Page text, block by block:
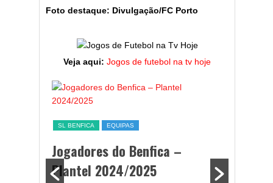
Foto destaque: Divulgação/FC Porto
Veja aqui: Jogos de futebol na tv hoje
SL BENFICA EQUIPAS
Jogadores do Benfica –
Plantel 2024/2025